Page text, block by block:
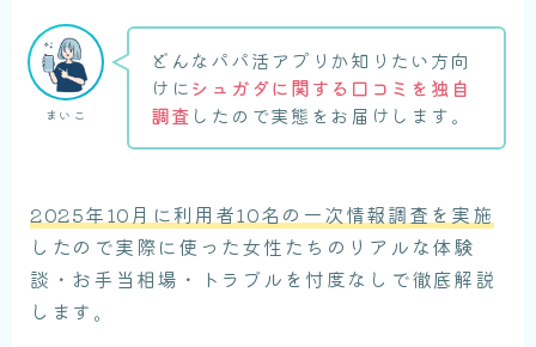
まいこ
どんなパパ活アプリか知りたい方向
けにシュガダに関する口コミを独自
調査 したので実態をお届けします。
2025年10月に利用者10名の一次情報調査を実施
したので実際に使った女性たちのリアルな体験
談・お手当相場・トラブルを忖度なしで徹底解説
します。